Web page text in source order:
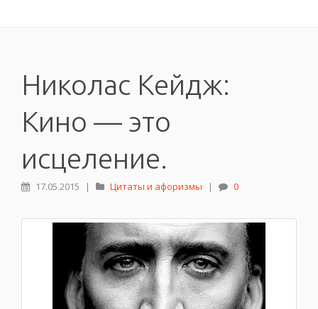
Николас Кейдж:
Кино — это
исцеление.
17.05.2015 | Цитаты и афоризмы | 0